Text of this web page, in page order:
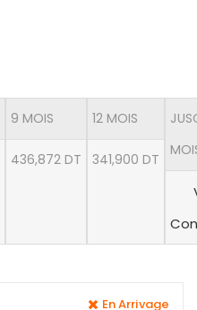
9 MOIS
436,872 DT
12 MOIS
341,900 DT
En Arrivage